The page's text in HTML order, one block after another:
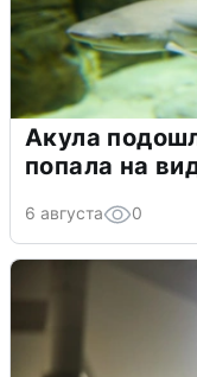
Акула
попала на
6 августа 0